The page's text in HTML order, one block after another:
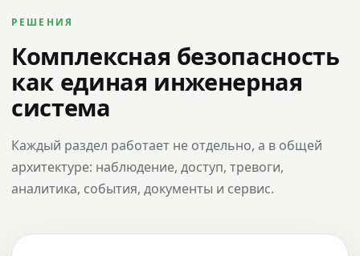
РЕШЕНИЯ
Комплексная безопасность
как единая инженерная
система
Каждый раздел работает не отдельно, а в общей
архитектуре: наблюдение, доступ, тревоги,
аналитика, события, документы и сервис.